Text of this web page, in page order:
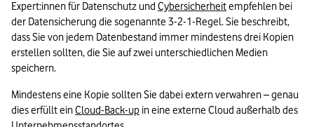
Expert:innen für Datenschutz und Cybersicherheit empfehlen bei
der Datensicherung die sogenannte 3-2-1-Regel. Sie beschreibt,
dass Sie von jedem Datenbestand immer mindestens drei Kopien
erstellen sollten, die Sie auf zwei unterschiedlichen Medien
speichern.
Mindestens eine Kopie sollten Sie dabei extern verwahren – genau
dies erfüllt ein Cloud-Back-up in eine externe Cloud außerhalb des